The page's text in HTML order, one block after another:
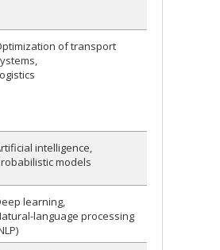
of transport
intelligence
models
learning
language processing